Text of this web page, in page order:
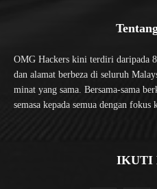
OMG Hackers kini terdiri daripada
dan alamat berbeza di seluruh
minat yang sama. Bersama-sama
semasa kepada semua dengan
IKUTI